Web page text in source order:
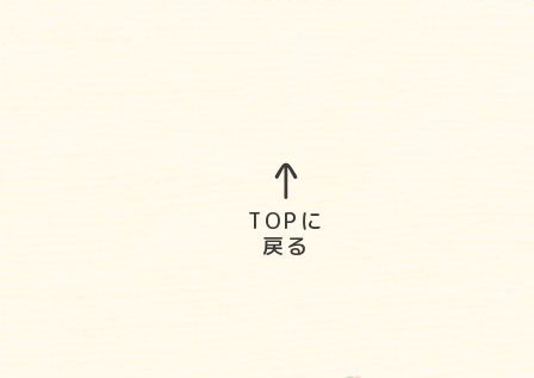
TOPに
戻る